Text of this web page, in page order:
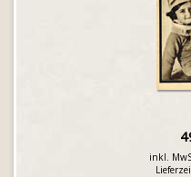
inkl.